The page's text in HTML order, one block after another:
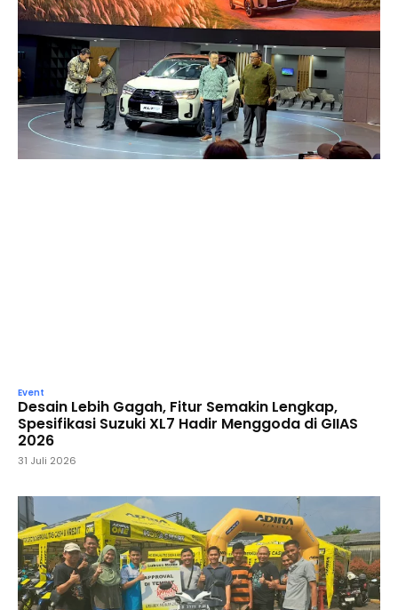
Event
Desain Lebih Gagah, Fitur Semakin Lengkap,
Spesifikasi Suzuki XL7 Hadir Menggoda di GIIAS
2026
31 Juli 2026